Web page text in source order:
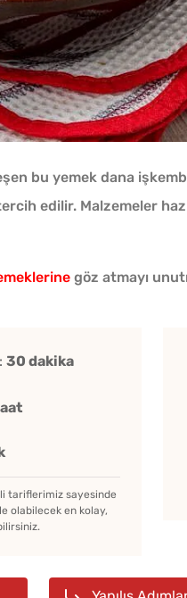
bu yemek dana
edilir. Malzemeler
göz atmayı
30 dakika
tariflerimiz sayesinde
olabilecek en kolay,
Kaç